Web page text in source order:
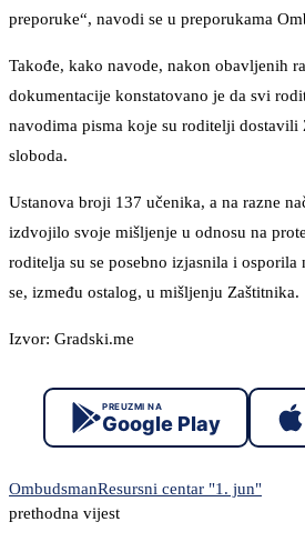
preporuke“, navodi se u preporukama
Takođe, kako navode, nakon obavljenih
dokumentacije konstatovano je da svi
navodima pisma koje su roditelji
sloboda.
Ustanova broji 137 učenika, a na razne
izdvojilo svoje mišljenje u odnosu na
roditelja su se posebno izjasnila i osporila
se, između ostalog, u mišljenju Zaštitnika.
Izvor: Gradski.me
PREUZMI NA
Google Play
OmbudsmanResursni centar "1. jun"
prethodna vijest